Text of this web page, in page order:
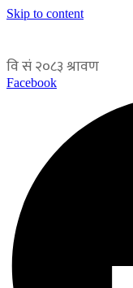
Skip to content
Facebook